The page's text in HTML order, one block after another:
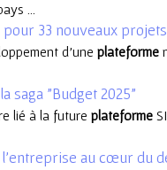
...
pour 33 nouveaux projets
d'une plateforme
saga "Budget 2025"
lié à la future plateforme
au cœur du